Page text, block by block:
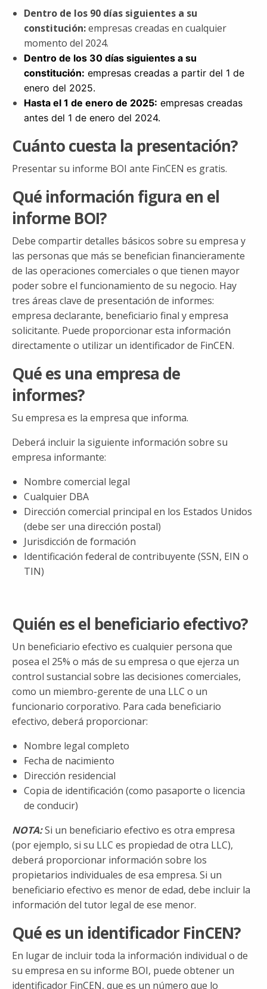
Dentro de los 90 días siguientes a su
constitución:empresas creadas en cualquier
momento del 2024.
Dentro de los 30 días siguientes a su
constitución: empresas creadas a partir del 1 de
enero del 2025.
Hasta el 1 de enero de 2025: empresas creadas
antes del 1 de enero del 2024.
Cuánto cuesta la presentación?
Presentar su informe BOI ante FinCEN es gratis.
Qué información figura en el
informe BOI?
Debe compartir detalles básicos sobre su empresa y
las personas que más se benefician financieramente
de las operaciones comerciales o que tienen mayor
poder sobre el funcionamiento de su negocio. Hay
tres áreas clave de presentación de informes:
empresa declarante, beneficiario final y empresa
solicitante. Puede proporcionar esta información
directamente o utilizar un identificador de FinCEN.
Qué es una empresa de
informes?
Su empresa es la empresa que informa.
Deberá incluir la siguiente información sobre su
empresa informante:
Nombre comercial legal
Cualquier DBA
Dirección comercial principal en los Estados Unidos
(debe ser una dirección postal)
Jurisdicción de formación
Identificación federal de contribuyente (SSN, EIN o
TIN)
Quién es el beneficiario efectivo?
Un beneficiario efectivo es cualquier persona que
posea el 25% o más de su empresa o que ejerza un
control sustancial sobre las decisiones comerciales,
como un miembro-gerente de una LLC o un
funcionario corporativo. Para cada beneficiario
efectivo, deberá proporcionar:
Nombre legal completo
Fecha de nacimiento
Dirección residencial
Copia de identificación (como pasaporte o licencia
de conducir)
NOTA:Si un beneficiario efectivo es otra empresa
(por ejemplo, si su LLC es propiedad de otra LLC),
deberá proporcionar información sobre los
propietarios individuales de esa empresa. Si un
beneficiario efectivo es menor de edad, debe incluir la
información del tutor legal de ese menor.
Qué es un identificador FinCEN?
En lugar de incluir toda la información individual o de
su empresa en su informe BOI, puede obtener un
identificador FinCEN, que es un número que lo